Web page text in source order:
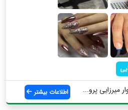
میرزایی پرو... اطلاعات بیشتر